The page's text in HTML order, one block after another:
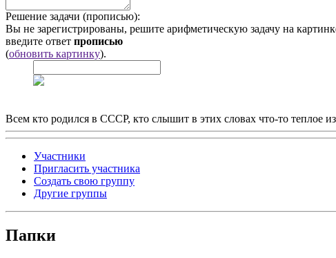
Решение задачи (прописью):
Вы не зарегистрированы, решите арифметическую задачу на
введите ответ прописью
(обновить картинку).
Всем кто родился в СССР, кто слышит в этих словах что-то теплое
Участники
Пригласить участника
Создать свою группу
Другие группы
Папки